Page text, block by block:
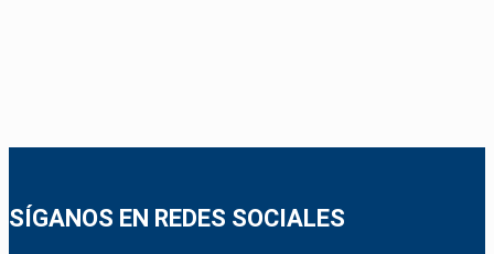
SÍGANOS EN REDES SOCIALES